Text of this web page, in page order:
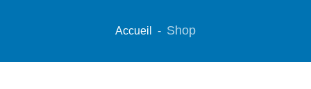
Accueil - Shop